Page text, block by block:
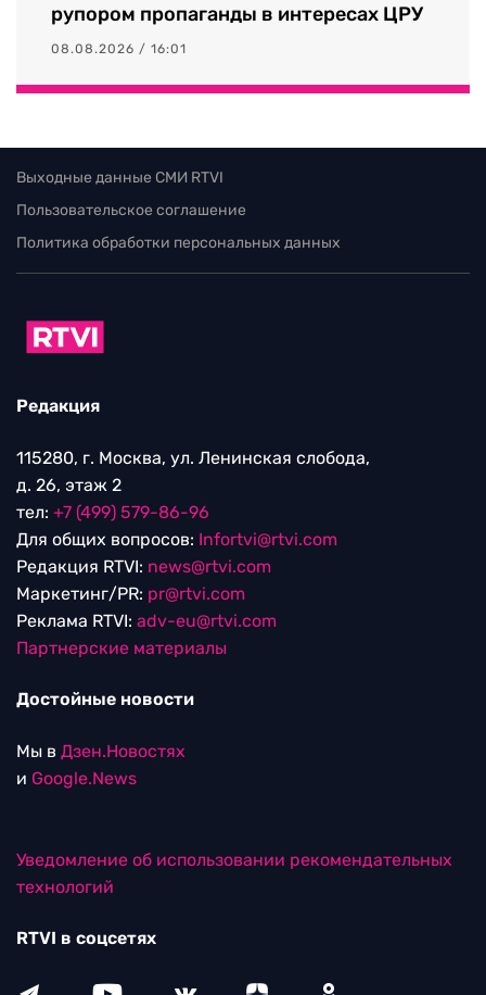
рупором пропаганды в интересах ЦРУ
08.08.2026 / 16:01
Выходные данные СМИ RTVI
Пользовательское соглашение
Политика обработки персональных данных
Редакция
115280, г. Москва, ул. Ленинская слобода,
д. 26, этаж 2
тел: +7 (499) 579-86-96
Для общих вопросов: Infortvi@rtvi.com
Редакция RTVI: news@rtvi.com
Маркетинг/PR: pr@rtvi.com
Реклама RTVI: adv-eu@rtvi.com
Партнерские материалы
Достойные новости
Мы в Дзен.Новостях
и Google.News
Уведомление об использовании рекомендательных
технологий
RTVI в соцсетях